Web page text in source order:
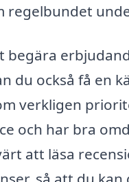
regelbundet
begära
du också få en
verkligen
och har bra
att läsa